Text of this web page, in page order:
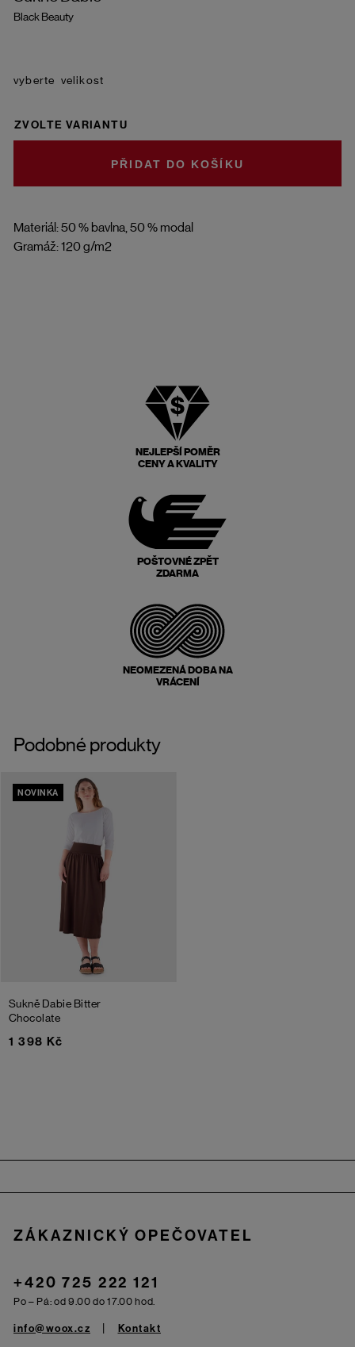
Black Beauty
Materiál: 50 % bavlna, 50 % modal
Gramáž: 120 g/m2
velikost
ZVOLTE VARIANTU
DO KOŠÍKU
NEJLEPŠÍ POMĚR
CENY A KVALITY
POŠTOVNÉ ZPĚT
ZDARMA
NEOMEZENÁ DOBA NA
VRÁCENÍ
Podobné produkty
NOVINKA
Sukně Dabie Bitter
Chocolate
1 398 Kč
ZÁKAZNICKÝ OPEČOVATEL
+420 725 222 121
Po – Pá: od 9.00 do 17.00 hod.
info@woox.cz Kontakt